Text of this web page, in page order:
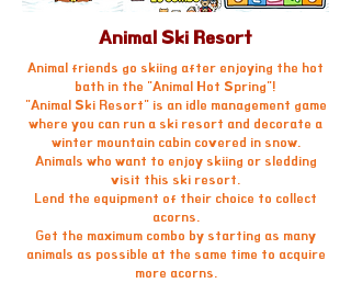
Animal Ski Resort
Animal friends go skiing after enjoying the hot
bath in the "Animal Hot Spring"!
"Animal Ski Resort" is an idle management game
where you can run a ski resort and decorate a
winter mountain cabin covered in snow.
Animals who want to enjoy skiing or sledding
visit this ski resort.
Lend the equipment of their choice to collect
acorns.
Get the maximum combo by starting as many
animals as possible at the same time to acquire
more acorns.